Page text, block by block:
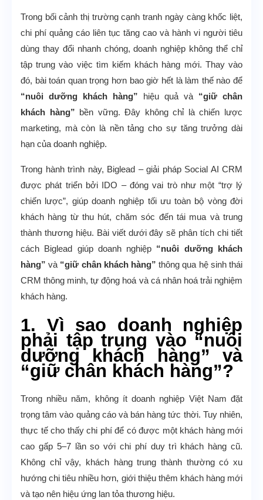
Trong bối cảnh thị trường cạnh tranh ngày càng khốc liệt,
chi phí quảng cáo liên tục tăng cao và hành vi người tiêu
dùng thay đổi nhanh chóng, doanh nghiệp không thể chỉ
tập trung vào việc tìm kiếm khách hàng mới. Thay vào
đó, bài toán quan trọng hơn bao giờ hết là làm thế nào để
“nuôi dưỡng khách hàng” hiệu quả và “giữ chân
khách hàng” bền vững. Đây không chỉ là chiến lược
marketing, mà còn là nền tảng cho sự tăng trưởng dài
hạn của doanh nghiệp.
Trong hành trình này, Biglead – giải pháp Social AI CRM
được phát triển bởi IDO – đóng vai trò như một “trợ lý
chiến lược”, giúp doanh nghiệp tối ưu toàn bộ vòng đời
khách hàng từ thu hút, chăm sóc đến tái mua và trung
thành thương hiệu. Bài viết dưới đây sẽ phân tích chi tiết
cách Biglead giúp doanh nghiệp “nuôi dưỡng khách
hàng” và “giữ chân khách hàng” thông qua hệ sinh thái
CRM thông minh, tự động hoá và cá nhân hoá trải nghiệm
khách hàng.
1. Vì sao doanh nghiệp
phải tập trung vào “nuôi
dưỡng khách hàng” và
“giữ chân khách hàng”?
Trong nhiều năm, không ít doanh nghiệp Việt Nam đặt
trọng tâm vào quảng cáo và bán hàng tức thời. Tuy nhiên,
thực tế cho thấy chi phí để có được một khách hàng mới
cao gấp 5–7 lần so với chi phí duy trì khách hàng cũ.
Không chỉ vậy, khách hàng trung thành thường có xu
hướng chi tiêu nhiều hơn, giới thiệu thêm khách hàng mới
và tạo nên hiệu ứng lan tỏa thương hiệu.